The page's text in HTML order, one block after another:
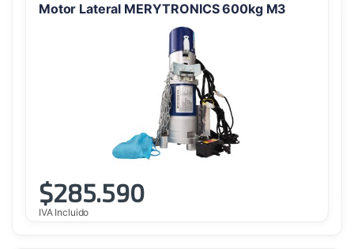
Motor Lateral MERYTRONICS 600kg M3
$285.590
IVA Incluido